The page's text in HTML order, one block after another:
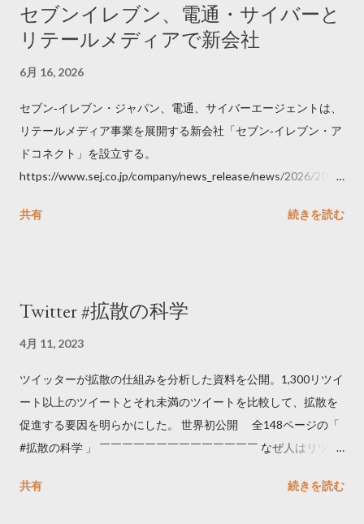
セブンイレブン、電通・サイバーと
リテールメディアで新会社
6月 16, 2026
セブン‐イレブン・ジャパン、電通、サイバーエージェントは、
リテールメディア事業を展開する新会社「セブン‐イレブン・ア
ドコネクト」を設立する。
https://www.sej.co.jp/company/news_release/news/2026/2026
共有
続きを読む
Twitter #拡散の科学
4月 11, 2023
ツイッターが拡散の仕組みを分析した資料を公開。1,300リツイ
ート以上のツイートとそれ未満のツイートを比較して、拡散を
促進する要因を明らかにした。 世界初公開 全148ページの「
#拡散の科学 」 ￣￣￣￣￣￣￣￣￣￣￣￣￣￣ なぜ人はリツイ
学しました。 ー バズの目安は1300リツイート ー 人は16の熱量
共有 続きを読む